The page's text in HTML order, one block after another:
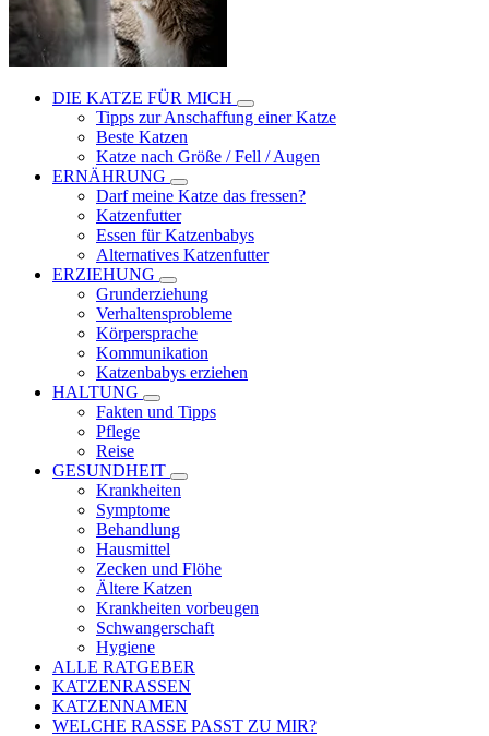
DIE KATZE FÜR MICH
Tipps zur Anschaffung einer Katze
Beste Katzen
Katze nach Größe / Fell / Augen
ERNÄHRUNG
Darf meine Katze das fressen?
Katzenfutter
Essen für Katzenbabys
Alternatives Katzenfutter
ERZIEHUNG
Grunderziehung
Verhaltensprobleme
Körpersprache
Kommunikation
Katzenbabys erziehen
HALTUNG
Fakten und Tipps
Pflege
Reise
GESUNDHEIT
Krankheiten
Symptome
Behandlung
Hausmittel
Zecken und Flöhe
Ältere Katzen
Krankheiten vorbeugen
Schwangerschaft
Hygiene
ALLE RATGEBER
KATZENRASSEN
KATZENNAMEN
WELCHE RASSE PASST ZU MIR?